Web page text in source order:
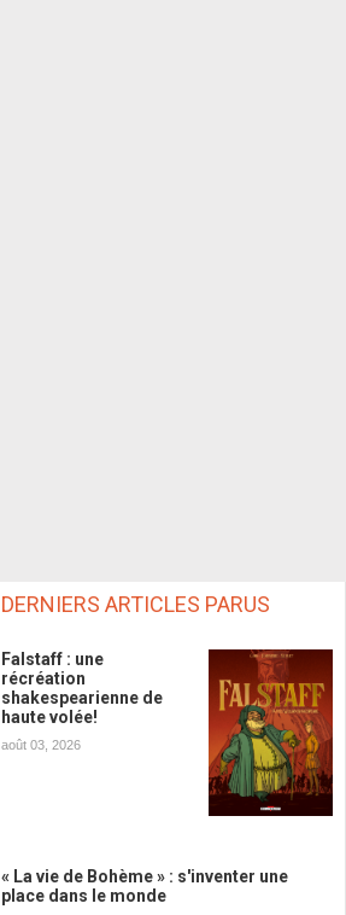
DERNIERS ARTICLES PARUS
Falstaff : une
récréation
shakespearienne de
haute volée!
août 03, 2026
« La vie de Bohème » : s'inventer une
place dans le monde